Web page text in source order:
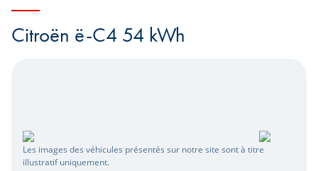
Citroën ë-C4 54 kWh
Les images des véhicules présentés sur notre site sont à titre
illustratif uniquement.